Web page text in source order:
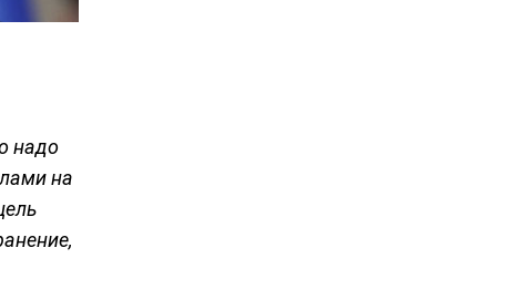
надо
на